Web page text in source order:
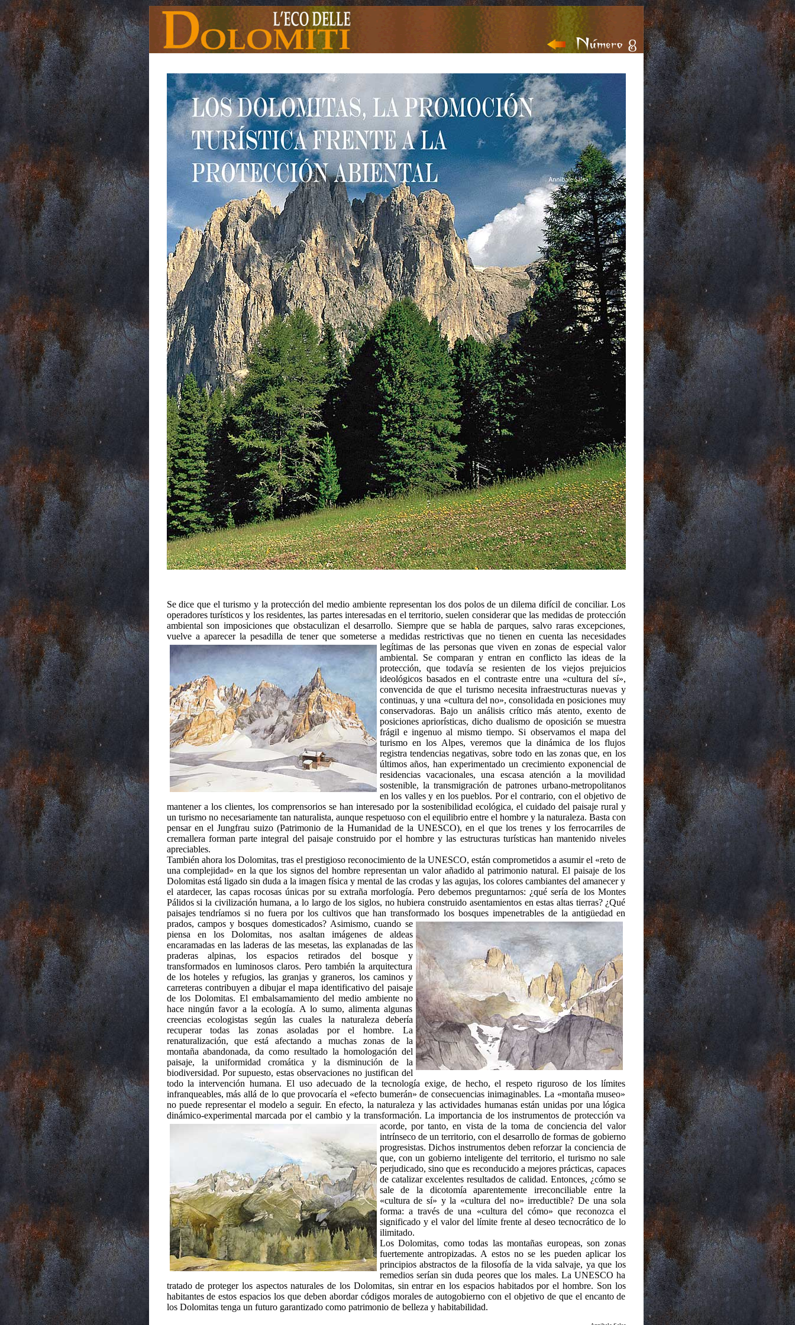
Se dice que el turismo y la protección del medio ambiente representan los dos polos de un dilema difícil de conciliar. Los
operadores turísticos y los residentes, las partes interesadas en el territorio, suelen considerar que las medidas de protección
ambiental son imposiciones que obstaculizan el desarrollo. Siempre que se habla de parques, salvo raras excepciones,
vuelve a aparecer la pesadilla de tener que someterse a medidas restrictivas que no tienen en cuenta las necesidades
legítimas de las personas que viven en zonas de especial valor
ambiental. Se comparan y entran en conflicto las ideas de la
protección, que todavía se resienten de los viejos prejuicios
ideológicos basados en el contraste entre una «cultura del sí»,
convencida de que el turismo necesita infraestructuras nuevas y
continuas, y una «cultura del no», consolidada en posiciones muy
conservadoras. Bajo un análisis crítico más atento, exento de
posiciones apriorísticas, dicho dualismo de oposición se muestra
frágil e ingenuo al mismo tiempo. Si observamos el mapa del
turismo en los Alpes, veremos que la dinámica de los flujos
registra tendencias negativas, sobre todo en las zonas que, en los
últimos años, han experimentado un crecimiento exponencial de
residencias vacacionales, una escasa atención a la movilidad
sostenible, la transmigración de patrones urbano-metropolitanos
en los valles y en los pueblos. Por el contrario, con el objetivo de
mantener a los clientes, los comprensorios se han interesado por la sostenibilidad ecológica, el cuidado del paisaje rural y
un turismo no necesariamente tan naturalista, aunque respetuoso con el equilibrio entre el hombre y la naturaleza. Basta con
pensar en el Jungfrau suizo (Patrimonio de la Humanidad de la UNESCO), en el que los trenes y los ferrocarriles de
cremallera forman parte integral del paisaje construido por el hombre y las estructuras turísticas han mantenido niveles
apreciables.
También ahora los Dolomitas, tras el prestigioso reconocimiento de la UNESCO, están comprometidos a asumir el «reto de
una complejidad» en la que los signos del hombre representan un valor añadido al patrimonio natural. El paisaje de los
Dolomitas está ligado sin duda a la imagen física y mental de las crodas y las agujas, los colores cambiantes del amanecer y
el atardecer, las capas rocosas únicas por su extraña morfología. Pero debemos preguntarnos: ¿qué sería de los Montes
Pálidos si la civilización humana, a lo largo de los siglos, no hubiera construido asentamientos en estas altas tierras? ¿Qué
paisajes tendríamos si no fuera por los cultivos que han transformado los bosques impenetrables de la antigüedad en
prados, campos y bosques domesticados? Asimismo, cuando se
piensa en los Dolomitas, nos asaltan imágenes de aldeas
encaramadas en las laderas de las mesetas, las explanadas de las
praderas alpinas, los espacios retirados del bosque y
transformados en luminosos claros. Pero también la arquitectura
de los hoteles y refugios, las granjas y graneros, los caminos y
carreteras contribuyen a dibujar el mapa identificativo del paisaje
de los Dolomitas. El embalsamamiento del medio ambiente no
hace ningún favor a la ecología. A lo sumo, alimenta algunas
creencias ecologistas según las cuales la naturaleza debería
recuperar todas las zonas asoladas por el hombre. La
renaturalización, que está afectando a muchas zonas de la
montaña abandonada, da como resultado la homologación del
paisaje, la uniformidad cromática y la disminución de la
biodiversidad. Por supuesto, estas observaciones no justifican del
todo la intervención humana. El uso adecuado de la tecnología exige, de hecho, el respeto riguroso de los límites
infranqueables, más allá de lo que provocaría el «efecto bumerán» de consecuencias inimaginables. La «montaña museo»
no puede representar el modelo a seguir. En efecto, la naturaleza y las actividades humanas están unidas por una lógica
dinámico-experimental marcada por el cambio y la transformación. La importancia de los instrumentos de protección va
acorde, por tanto, en vista de la toma de conciencia del valor
intrínseco de un territorio, con el desarrollo de formas de gobierno
progresistas. Dichos instrumentos deben reforzar la conciencia de
que, con un gobierno inteligente del territorio, el turismo no sale
perjudicado, sino que es reconducido a mejores prácticas, capaces
de catalizar excelentes resultados de calidad. Entonces, ¿cómo se
sale de la dicotomía aparentemente irreconciliable entre la
«cultura de sí» y la «cultura del no» irreductible? De una sola
forma: a través de una «cultura del cómo» que reconozca el
significado y el valor del límite frente al deseo tecnocrático de lo
ilimitado.
Los Dolomitas, como todas las montañas europeas, son zonas
fuertemente antropizadas. A estos no se les pueden aplicar los
principios abstractos de la filosofía de la vida salvaje, ya que los
remedios serían sin duda peores que los males. La UNESCO ha
tratado de proteger los aspectos naturales de los Dolomitas, sin entrar en los espacios habitados por el hombre. Son los
habitantes de estos espacios los que deben abordar códigos morales de autogobierno con el objetivo de que el encanto de
los Dolomitas tenga un futuro garantizado como patrimonio de belleza y habitabilidad.